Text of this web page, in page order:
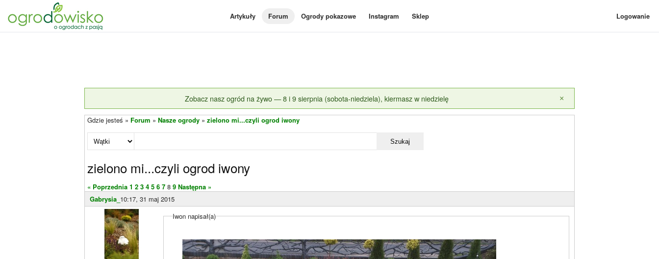
Artykuły Forum Ogrody pokazowe Instagram Sklep Logowanie
Zobacz nasz ogród na żywo — 8 i 9 sierpnia (sobota-niedziela), kiermasz w niedzielę ×
Gdzie jesteś » Forum » Nasze ogrody » zielono mi...czyli ogrod iwony
Szukaj
zielono mi...czyli ogrod iwony
« Poprzednia 1 2 3 4 5 6 7 8 9 Następna »
Gabrysia_ 10:17, 31 maj 2015
Iwon napisał(a)